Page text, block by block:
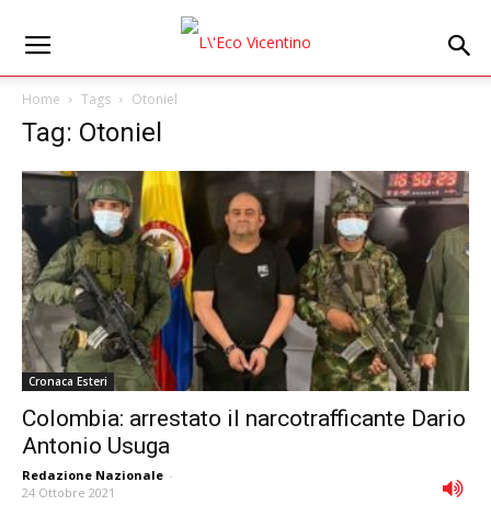
Home Tags Otoniel
Tag: Otoniel
Cronaca Esteri
Colombia: arrestato il narcotrafficante Dario
Antonio Usuga
Redazione Nazionale -
24 Ottobre 2021